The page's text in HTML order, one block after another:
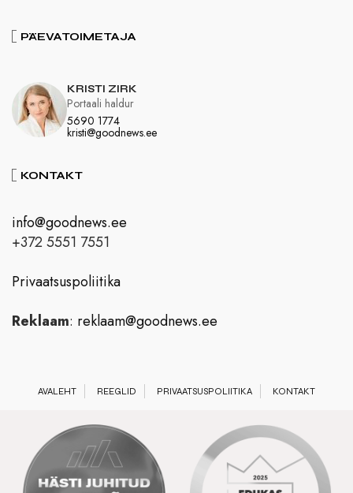
PÄEVATOIMETAJA
KRISTI ZIRK
5690 1774
kristi@goodnews.ee
Portaali haldur
KONTAKT
info@goodnews.ee
+372 5551 7551
Privaatsuspoliitika
Reklaam: reklaam@goodnews.ee
AVALEHT REEGLID PRIVAATSUSPOLIITIKA KONTAKT